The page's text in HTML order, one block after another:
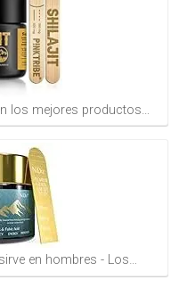
los mejores productos…
en hombres - Los…